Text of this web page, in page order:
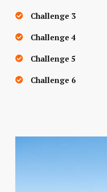
Challenge 3
Challenge 4
Challenge 5
Challenge 6